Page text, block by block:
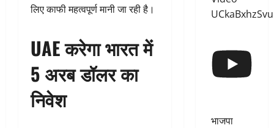
लिए काफी महत्वपूर्ण मानी जा रही है।
UAE करेगा भारत में
5 अरब डॉलर का
निवेश
भाजपा